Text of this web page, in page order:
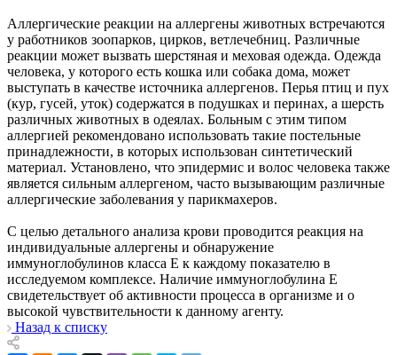
Аллергические реакции на аллергены животных встречаются
у работников зоопарков, цирков, ветлечебниц. Различные
реакции может вызвать шерстяная и меховая одежда. Одежда
человека, у которого есть кошка или собака дома, может
выступать в качестве источника аллергенов. Перья птиц и пух
(кур, гусей, уток) содержатся в подушках и перинах, а шерсть
различных животных в одеялах. Больным с этим типом
аллергией рекомендовано использовать такие постельные
принадлежности, в которых использован синтетический
материал. Установлено, что эпидермис и волос человека также
является сильным аллергеном, часто вызывающим различные
аллергические заболевания у парикмахеров.
С целью детального анализа крови проводится реакция на
индивидуальные аллергены и обнаружение
иммуноглобулинов класса Е к каждому показателю в
исследуемом комплексе. Наличие иммуноглобулина Е
свидетельствует об активности процесса в организме и о
высокой чувствительности к данному агенту.
Назад к списку